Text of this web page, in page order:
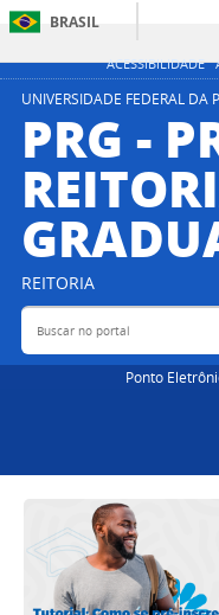
ACESSIBILIDADE
BRASIL
UNIVERSIDADE FEDERAL DA
PRG -
REITORIA
Buscar no portal
Ponto